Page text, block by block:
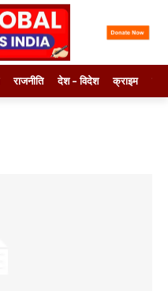
राजनीति देश – विदेश क्राइम